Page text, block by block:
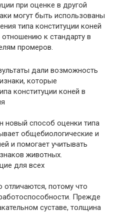
при оценке в другой
могут быть использованы
типа конституции коней
к стандарту в
промеров.
дали возможность
которые
конституции коней в
новый способ оценки типа
общебиологические и
и помогает учитывать
животных.
для всех
отличаются, потому что
Прежде
суставе, толщина